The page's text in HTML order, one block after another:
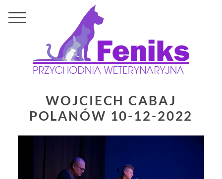
WOJCIECH CABAJ
POLANÓW 10-12-2022